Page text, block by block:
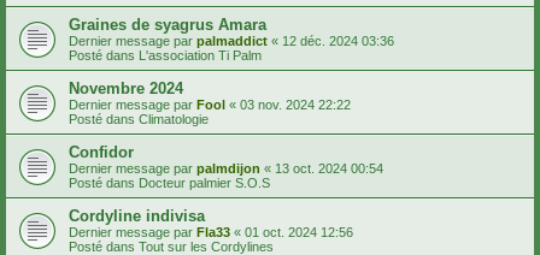
Graines de syagrus Amara
Dernier message par palmaddict « 12 déc. 2024 03:36
Posté dans L'association Ti Palm
Novembre 2024
Dernier message par Fool « 03 nov. 2024 22:22
Posté dans Climatologie
Confidor
Dernier message par palmdijon « 13 oct. 2024 00:54
Posté dans Docteur palmier S.O.S
Cordyline indivisa
Dernier message par Fla33 « 01 oct. 2024 12:56
Posté dans Tout sur les Cordylines